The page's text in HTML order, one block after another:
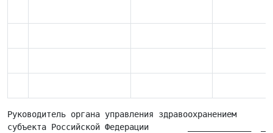
Руководитель органа управления здравоохранением
субъекта Российской Федерации        _____________